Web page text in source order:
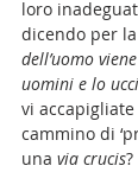
loro
dicendo per
dell’uomo
uomini e lo
vi
cammino di
una via crucis?